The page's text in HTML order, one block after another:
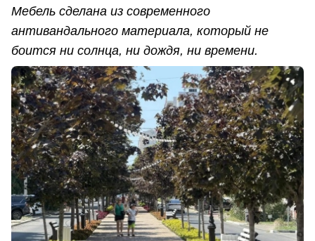
Мебель сделана из современного
антивандального материала, который не
боится ни солнца, ни дождя, ни времени.